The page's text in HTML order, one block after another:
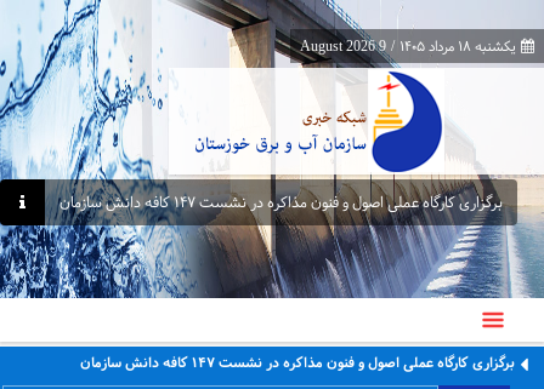
یکشنبه ۱۸ مرداد ۱۴۰۵ /
9 August 2026
برگزاری کارگاه عملی اصول و فنون مذاکره در نشست ۱۴۷ کافه دانش سازمان
برگزاری کارگاه عملی اصول و فنون مذاکره در نشست ۱۴۷ کافه دانش سازمان